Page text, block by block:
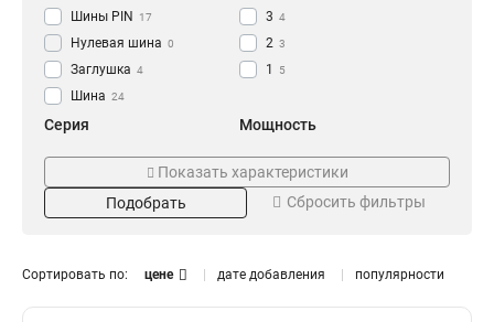
Шины PIN 17
Нулевая шина 0
Заглушка 4
Шина 24
3 4
2 3
1 5
Серия
PIN 24
Мощность
100А 12
63A 12
Кол-во полюсов
Показать характеристики
Подобрать
Сбросить фильтры
Сортировать по: цене дате добавления популярности